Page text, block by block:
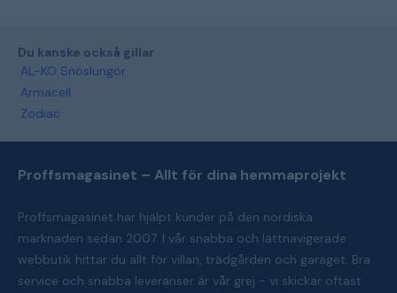
Du kanske också gillar
AL-KO Snöslungor
Armacell
Zodiac
Proffsmagasinet – Allt för dina hemmaprojekt
Proffsmagasinet har hjälpt kunder på den nordiska
marknaden sedan 2007. I vår snabba och lättnavigerade
webbutik hittar du allt för villan, trädgården och garaget. Bra
service och snabba leveranser är vår grej - vi skickar oftast